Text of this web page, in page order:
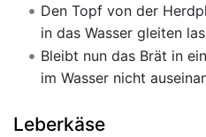
Den Topf von der
in das Wasser gleiten
Bleibt nun das Brät in
im Wasser nicht
Leberkäse